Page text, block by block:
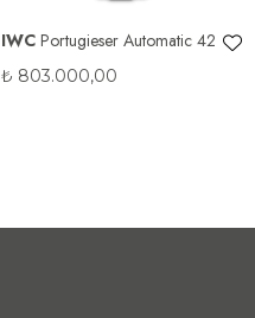
IWC Portugieser Automatic 42
₺ 803.000,00